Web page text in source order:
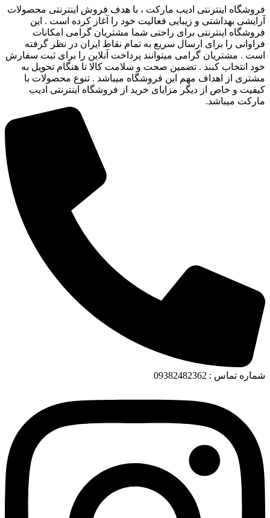
فروشگاه اینترنتی ادیب مارکت ، با هدف فروش اینترنتی محصولات
آرایشی بهداشتی و زیبایی فعالیت خود را آغاز کرده است . این
فروشگاه اینترنتی برای راحتی شما مشتریان گرامی امکانات
فراوانی را برای ارسال سریع به تمام نقاط ایران در نظر گرفته
است . مشتریان گرامی میتوانند پرداخت آنلاین را برای ثبت سفارش
خود انتخاب کنند . تضمین صحت و سلامت کالا تا هنگام تحویل به
مشتری از اهداف مهم این فروشگاه میباشد . تنوع محصولات با
کیفیت و خاص از دیگر مزایای خرید از فروشگاه اینترنتی ادیب
مارکت میباشد.
شماره تماس : 09382482362